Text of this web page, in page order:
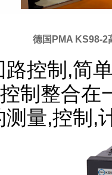
德国PMA KS98-2
路控制,简
制整合在
测量,控